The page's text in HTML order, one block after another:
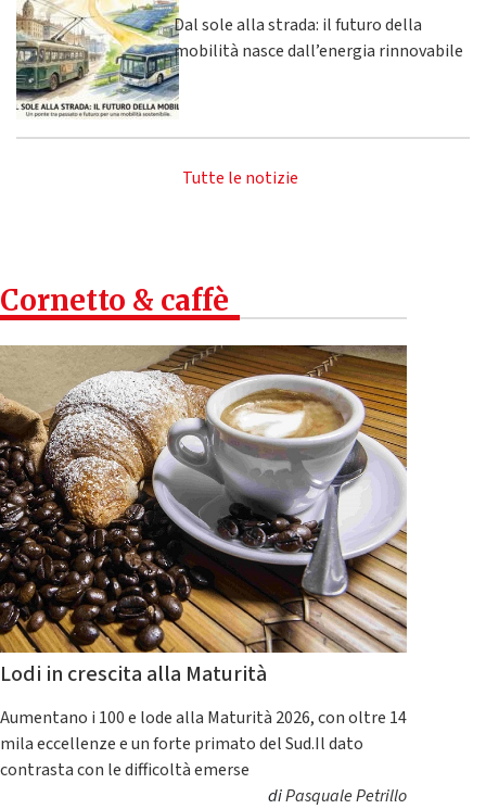
Dal sole alla strada: il futuro della
mobilità nasce dall’energia rinnovabile
Tutte le notizie
Cornetto & caffè
Lodi in crescita alla Maturità
Aumentano i 100 e lode alla Maturità 2026, con oltre 14
mila eccellenze e un forte primato del Sud.Il dato
contrasta con le difficoltà emerse
diPasquale Petrillo